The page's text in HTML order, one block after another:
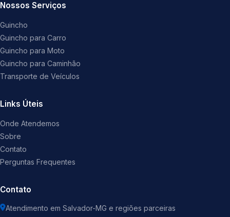
Nossos Serviços
Guincho
Guincho para Carro
Guincho para Moto
Guincho para Caminhão
Transporte de Veículos
Links Úteis
Onde Atendemos
Sobre
Contato
Perguntas Frequentes
Contato
Atendimento em Salvador-MG e regiões parceiras